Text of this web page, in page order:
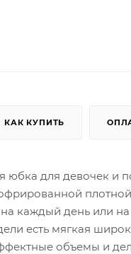
КАК КУПИТЬ
юбка для девочек и
плотной
каждый день или
есть мягкая
объемы и